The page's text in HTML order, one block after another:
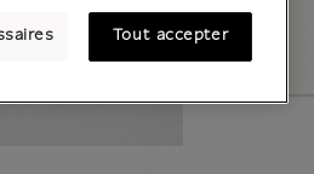
Tout accepter